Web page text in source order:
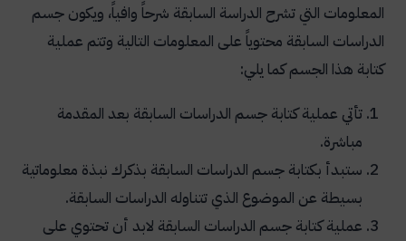
المعلومات التي تشرح الدراسة السابقة شرحاً وافياً، ويكون جسم
الدراسات السابقة محتوياً على المعلومات التالية وتتم عملية
كتابة هذا الجسم كما يلي:
تأتي عملية كتابة جسم الدراسات السابقة بعد المقدمة
مباشرة.
ستبدأ بكتابة جسم الدراسات السابقة بذكرك نبذة معلوماتية
بسيطة عن الموضوع الذي تتناوله الدراسات السابقة.
عملية كتابة جسم الدراسات السابقة لابد أن تحتوي على